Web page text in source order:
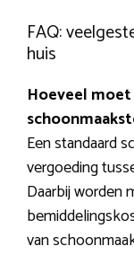
FAQ:
huis
Hoeveel
Een standaard
vergoeding
Daarbij worden
van